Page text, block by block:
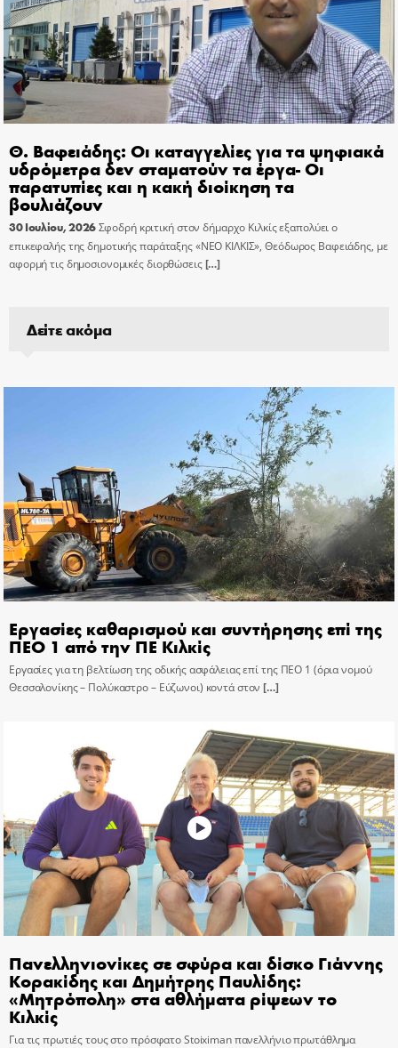
Θ. Βαφειάδης: Οι καταγγελίες για τα ψηφιακά
υδρόμετρα δεν σταματούν τα έργα- Οι
παρατυπίες και η κακή διοίκηση τα
βουλιάζουν
30 Ιουλίου, 2026Σφοδρή κριτική στον δήμαρχο Κιλκίς εξαπολύει ο
επικεφαλής της δημοτικής παράταξης «ΝΕΟ ΚΙΛΚΙΣ», Θεόδωρος Βαφειάδης, με
αφορμή τις δημοσιονομικές διορθώσεις[…]
Δείτε ακόμα
Εργασίες καθαρισμού και συντήρησης επί της
ΠΕΟ 1 από την ΠΕ Κιλκίς
Εργασίες για τη βελτίωση της οδικής ασφάλειας επί της ΠΕΟ 1 (όρια νομού
Θεσσαλονίκης – Πολύκαστρο – Εύζωνοι) κοντά στον […]
Πανελληνιονίκες σε σφύρα και δίσκο Γιάννης
Κορακίδης και Δημήτρης Παυλίδης:
«Μητρόπολη» στα αθλήματα ρίψεων το
Κιλκίς
Για τις πρωτιές τους στο πρόσφατο Stoiximan πανελλήνιο πρωτάθλημα